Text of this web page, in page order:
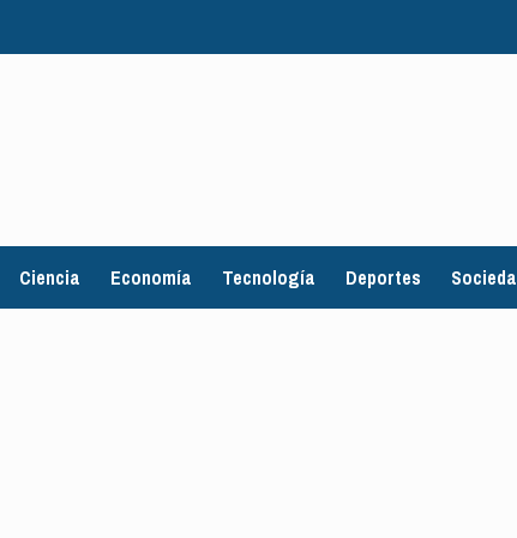
Ciencia Economía Tecnología Deportes